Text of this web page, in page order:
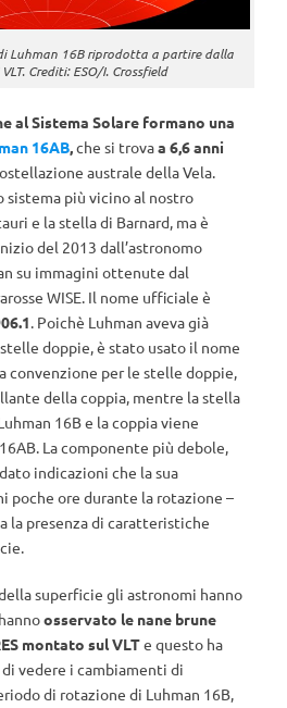
Luhman 16B riprodotta a partire dalla
Crediti: ESO/I. Crossfield
al Sistema Solare formano una
16AB,che si trovaa 6,6 anni
australe della Vela.
sistema più vicino al nostro
e la stella di Barnard, ma è
del 2013 dall’astronomo
su immagini ottenute dal
WISE. Il nome ufficiale è
. Poichè Luhman aveva già
doppie, è stato usato il nome
convenzione per le stelle doppie,
della coppia, mentre la stella
16B e la coppia viene
La componente più debole,
indicazioni che la sua
poche ore durante la rotazione –
la presenza di caratteristiche
superficie gli astronomi hanno
osservato le nane brune
montato sul VLTe questo ha
vedere i cambiamenti di
di rotazione di Luhman 16B,